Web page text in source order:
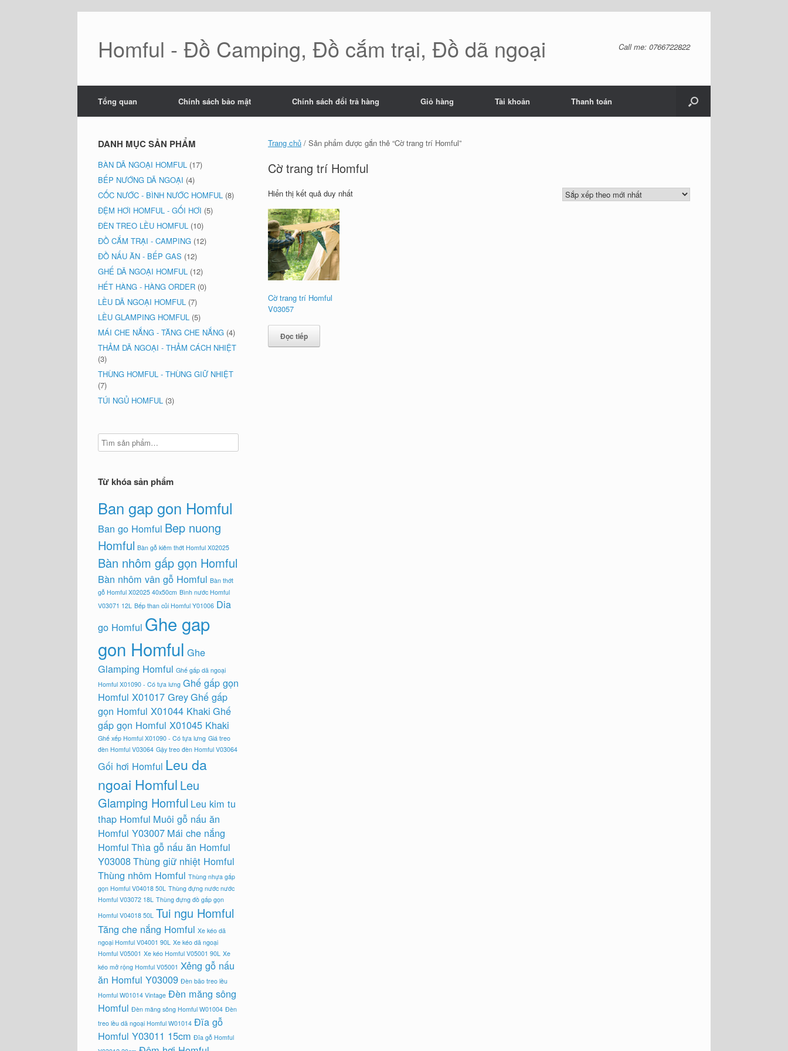
Homful - Đồ Camping, Đồ cắm trại, Đồ dã ngoại Call me: 0766722822
Tổng quan Chính sách bảo mật Chính sách đổi trả hàng Giỏ hàng Tài khoản Thanh toán
Trang chủ / Sản phẩm được gắn thẻ “Cờ trang trí Homful”
Cờ trang trí Homful
Hiển thị kết quả duy nhất
Cờ trang trí Homful
V03057
Đọc tiếp
DANH MỤC SẢN PHẨM
BÀN DÃ NGOẠI HOMFUL (17)
BẾP NƯỚNG DÃ NGOẠI (4)
CỐC NƯỚC - BÌNH NƯỚC HOMFUL (8)
ĐỆM HƠI HOMFUL - GỐI HƠI (5)
ĐÈN TREO LỀU HOMFUL (10)
ĐỒ CẮM TRẠI - CAMPING (12)
ĐỒ NẤU ĂN - BẾP GAS (12)
GHẾ DÃ NGOẠI HOMFUL (12)
HẾT HÀNG - HÀNG ORDER (0)
LỀU DÃ NGOẠI HOMFUL (7)
LỀU GLAMPING HOMFUL (5)
MÁI CHE NẮNG - TĂNG CHE NẮNG (4)
THẢM DÃ NGOẠI - THẢM CÁCH NHIỆT
(3)
THÙNG HOMFUL - THÙNG GIỮ NHIỆT
(7)
TÚI NGỦ HOMFUL (3)
Từ khóa sản phẩm
Ban gap gon Homful
Ban go Homful Bep nuong
Homful Bàn gỗ kiêm thớt Homful X02025
Bàn nhôm gấp gọn Homful
Bàn nhôm vân gỗ Homful Bàn thớt
gỗ Homful X02025 40x50cm Bình nước Homful
V03071 12L Bếp than củi Homful Y01006 Dia
go Homful Ghe gap
gon Homful Ghe
Glamping Homful Ghế gấp dã ngoại
Homful X01090 - Có tựa lưng Ghế gấp gọn
Homful X01017 GreyGhế gấp
gọn Homful X01044 Khaki Ghế
gấp gọn Homful X01045 Khaki
Ghế xếp Homful X01090 - Có tựa lưng Giá treo
đèn Homful V03064 Gậy treo đèn Homful V03064
Gối hơi Homful Leu da
ngoai Homful Leu
Glamping Homful Leu kim tu
thap Homful Muôi gỗ nấu ăn
Homful Y03007 Mái che nắng
Homful Thìa gỗ nấu ăn Homful
Y03008Thùng giữ nhiệt Homful
Thùng nhôm Homful Thùng nhựa gấp
gọn Homful V04018 50L Thùng đựng nước nước
Homful V03072 18L Thùng đựng đồ gấp gọn
Homful V04018 50L Tui ngu Homful
Tăng che nắng Homful Xe kéo dã
ngoại Homful V04001 90L Xe kéo dã ngoại
Homful V05001 Xe kéo Homful V05001 90L Xe
kéo mở rộng Homful V05001 Xẻng gỗ nấu
ăn Homful Y03009 Đèn bão treo lều
Homful W01014 Vintage Đèn măng sông
Homful Đèn măng sông Homful W01004 Đèn
treo lều dã ngoại Homful W01014 Đĩa gỗ
Homful Y03011 15cm Đĩa gỗ Homful